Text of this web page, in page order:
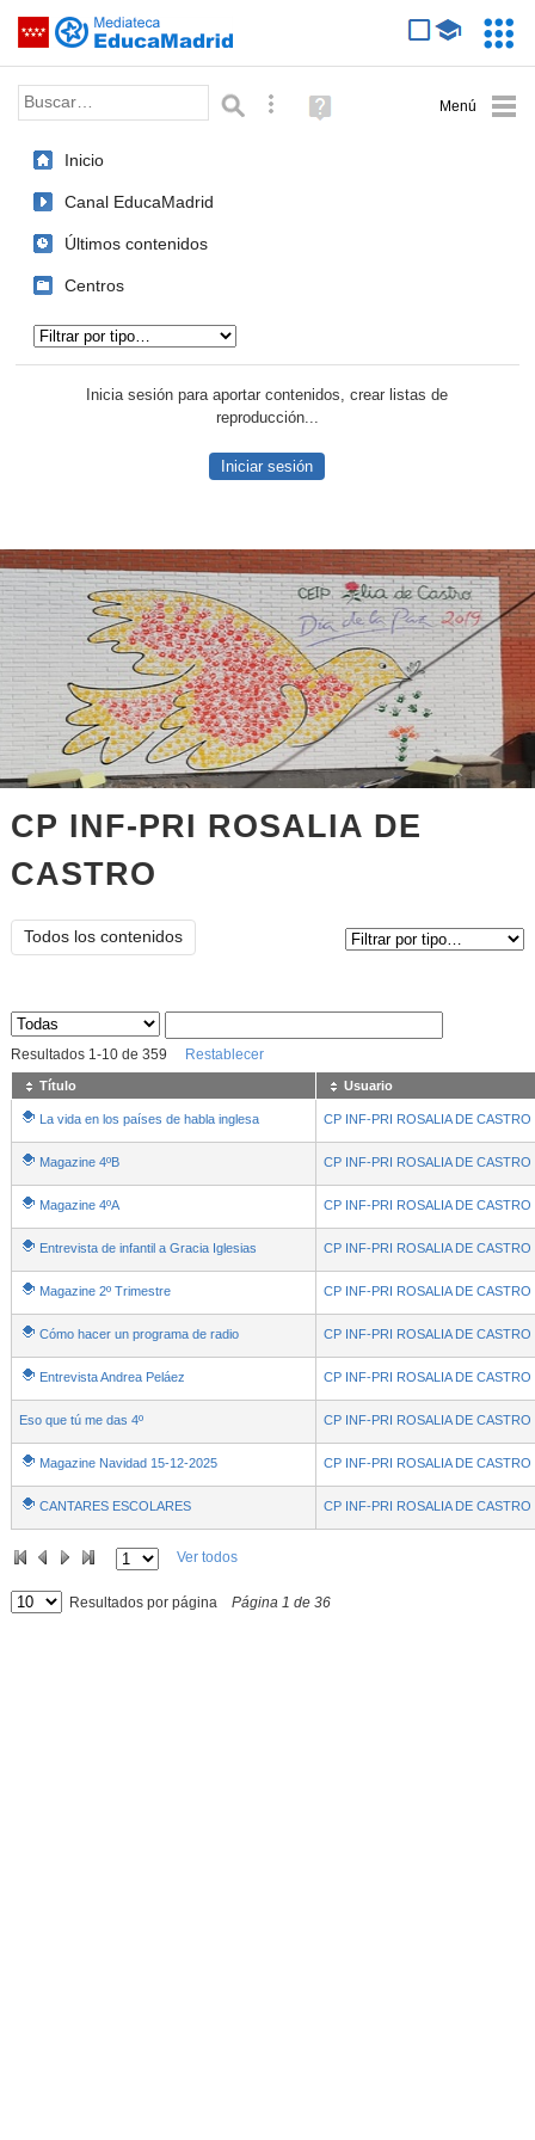
Saltar navegación
Palabra o frase: Búsqueda avanzada
Ayuda
(en
Inicio
Canal EducaMadrid
Últimos contenidos
Centros
Inicia sesión para aportar contenidos, crear listas de
reproducción...
Iniciar sesión
CP INF-PRI ROSALIA DE
CASTRO
Todos los contenidos
Sus archivos
Resultados 1 -10de 359 Restablecer
Título Usuario
La vida en los países de habla inglesa CP INF-PRI ROSALIA DE CASTRO
Magazine 4ºB CP INF-PRI ROSALIA DE CASTRO
Magazine 4ºA CP INF-PRI ROSALIA DE CASTRO
Entrevista de infantil a Gracia Iglesias CP INF-PRI ROSALIA DE CASTRO
Magazine 2º Trimestre CP INF-PRI ROSALIA DE CASTRO
Cómo hacer un programa de radio CP INF-PRI ROSALIA DE CASTRO
Entrevista Andrea Peláez CP INF-PRI ROSALIA DE CASTRO
Eso que tú me das 4º CP INF-PRI ROSALIA DE CASTRO
Magazine Navidad 15-12-2025 CP INF-PRI ROSALIA DE CASTRO
CANTARES ESCOLARES CP INF-PRI ROSALIA DE CASTRO
Ver todos
Resultados por página Página 1 de 36